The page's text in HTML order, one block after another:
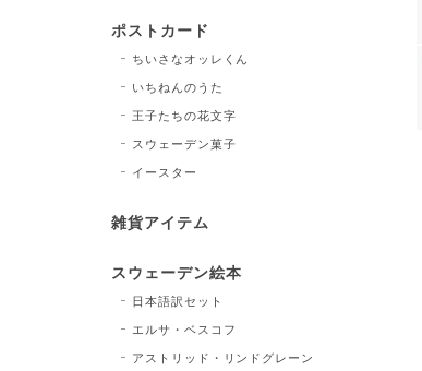
ポストカード
ちいさなオッレくん
いちねんのうた
王子たちの花文字
スウェーデン菓子
イースター
雑貨アイテム
スウェーデン絵本
日本語訳セット
エルサ・ベスコフ
アストリッド・リンドグレーン